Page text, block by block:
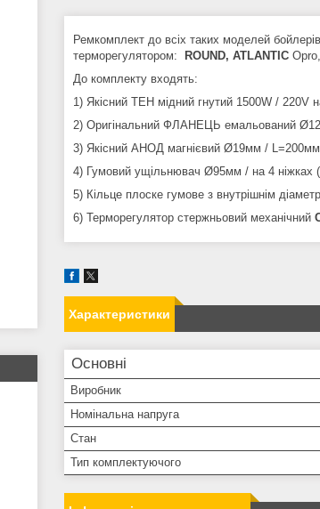
Ремкомплект до всіх таких моделей
терморегулятором:
ROUND, ATLANTIC Opro,
До комплекту входять:
1) Якісний ТЕН мідний гнутий 1500W / 220V
2) Оригінальний ФЛАНЕЦЬ емальований
3) Якісний АНОД магнієвий Ø19мм /
4) Гумовий ущільнювач Ø95мм / на 4 ніжках
5) Кільце плоске гумове з внутрішнім
6) Терморегулятор стержньовий механічний
Характеристики
Основні
Виробник
Номінальна напруга
Стан
Тип комплектуючого